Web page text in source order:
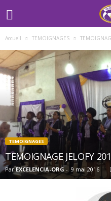
Accueil TEMOIGNAGES
TEMOIGNAGES
TEMOIGNAGE JELOFY
Par EXCELENCIA-ORG - 9 mai 2016